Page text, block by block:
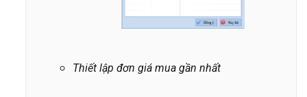
Thiết lập đơn giá mua gần nhất